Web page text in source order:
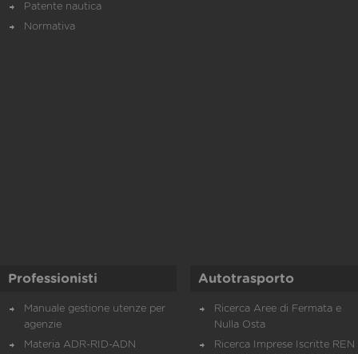
Patente nautica
Normativa
Professionisti
Manuale gestione utenze per
agenzie
Materia ADR-RID-ADN
Autotrasporto
Ricerca Aree di Fermata e
Nulla Osta
Ricerca Imprese Iscritte REN